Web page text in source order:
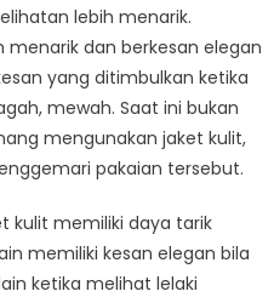
lebih menarik.
menarik dan berkesan elegan
yang ditimbulkan ketika
mewah. Saat ini bukan
mengunakan jaket kulit,
pakaian tersebut.
kulit memiliki daya tarik
memiliki kesan elegan bila
ketika melihat lelaki